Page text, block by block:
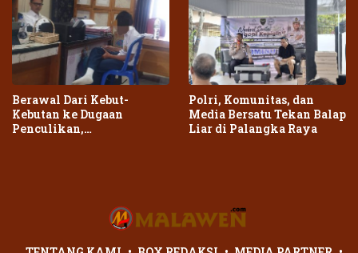
Berawal Dari Kebut-
Kebutan ke Dugaan
Penculikan,
Polri, Komunitas, dan
Media Bersatu Tekan Balap
Liar di Palangka Raya